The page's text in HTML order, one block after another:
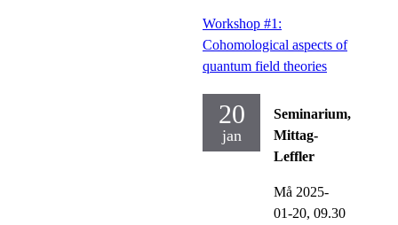
Workshop #1:
Cohomological aspects of
quantum field theories
20
jan
Seminarium,
Mittag-
Leffler
Må 2025-
01-20, 09.30